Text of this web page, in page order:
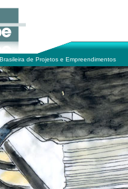
de Projetos e Empreendimentos